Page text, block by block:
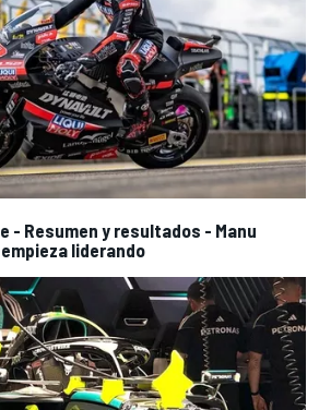
- Resumen y resultados - Manu
liderando